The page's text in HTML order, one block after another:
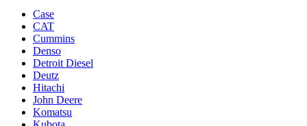
Case
CAT
Cummins
Denso
Detroit Diesel
Deutz
Hitachi
John Deere
Komatsu